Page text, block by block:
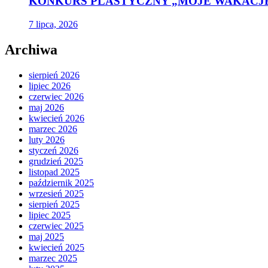
7 lipca, 2026
Archiwa
sierpień 2026
lipiec 2026
czerwiec 2026
maj 2026
kwiecień 2026
marzec 2026
luty 2026
styczeń 2026
grudzień 2025
listopad 2025
październik 2025
wrzesień 2025
sierpień 2025
lipiec 2025
czerwiec 2025
maj 2025
kwiecień 2025
marzec 2025